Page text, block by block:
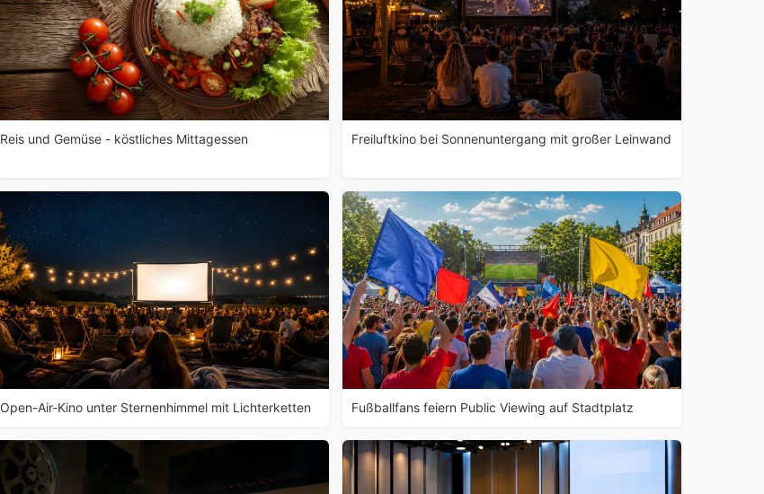
Reis und Gemüse - köstliches Mittagessen Freiluftkino bei Sonnenuntergang mit großer Leinwand
Open-Air-Kino unter Sternenhimmel mit Lichterketten Fußballfans feiern Public Viewing auf Stadtplatz